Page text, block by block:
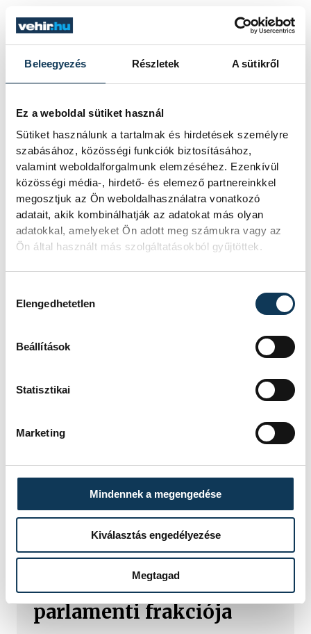
Beleegyezés Részletek A sütikről
Ez a weboldal sütiket használ
Sütiket használunk a tartalmak és hirdetések személyre
szabásához, közösségi funkciók biztosításához,
valamint weboldalforgalmunk elemzéséhez. Ezenkívül
közösségi média-, hirdető- és elemező partnereinkkel
megosztjuk az Ön weboldalhasználatra vonatkozó
adatait, akik kombinálhatják az adatokat más olyan
adatokkal, amelyeket Ön adott meg számukra vagy az
Ön által használt más szolgáltatásokból gyűjtöttek.
Elengedhetetlen
Beállítások
Statisztikai
Marketing
Mindennek a megengedése
Kiválasztás engedélyezése
Megtagad
TOVÁBBI CIKKEK
KÖZÉLET
Baka Andrást jelöli
államfőnek a Tisza
parlamenti frakciója